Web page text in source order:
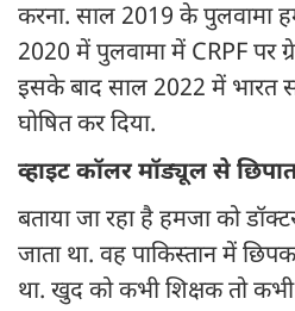
करना. साल 2019 के पुलवामा
2020 में पुलवामा में CRPF पर
इसके बाद साल 2022 में भारत
घोषित कर दिया.
व्हाइट कॉलर मॉड्यूल से
बताया जा रहा है हमजा को
जाता था. वह पाकिस्तान में
था. खुद को कभी शिक्षक तो कभी